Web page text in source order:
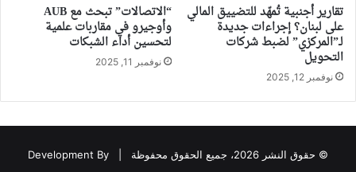
تقارير أجنبية تُمهّد للتضييق المالي
على لبنان؟ إجراءات جديدة
لـ”المركزي” لضبط شركات
التحويل
نوفمبر 12, 2025
“الاتصالات” تبحث مع AUB
وأوجيرو في مقاربات علمية
لتحسين أداء الشبكات
نوفمبر 11, 2025
© حقوق النشر 2026، جميع الحقوق محفوظة | Development By